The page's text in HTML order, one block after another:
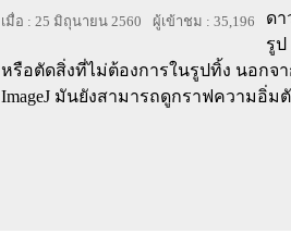
เมื่อ : 25 มิถุนายน 2560 ผู้เข้าชม : 35,196
ดา
รู
หรือตัดสิ่งที่ไม่ต้องการในรูปทิ้ง นอกจ
ImageJ มันยังสามารถดูกราฟความอิ่ม